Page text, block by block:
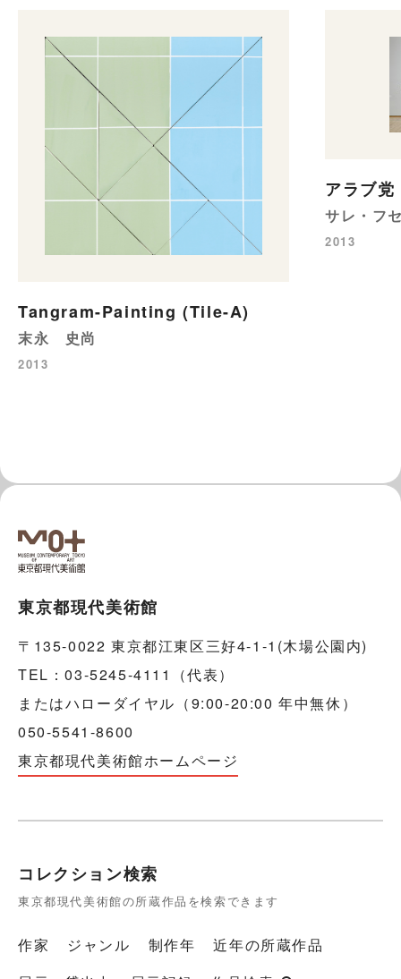
Tangram-Painting (Tile-A)
末永 史尚
2013
アラブ党
サレ・フ
2013
東京都現代美術館
〒135-0022 東京都江東区三好4-1-1(木場公園内)
TEL：03-5245-4111（代表）
またはハローダイヤル（9:00-20:00 年中無休）
050-5541-8600
東京都現代美術館ホームページ
コレクション検索
東京都現代美術館の所蔵作品を検索できます
作家 ジャンル 制作年
近年の所蔵作品